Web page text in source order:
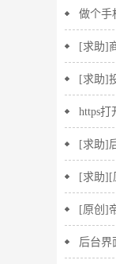
做个手
[求助]
[求助]
https打
[求助]
[求助][
[原创]
后台界